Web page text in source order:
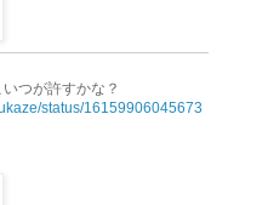
つが許すかな？
status/16159906045673